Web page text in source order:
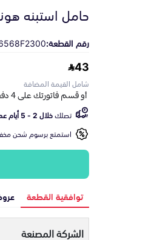
حامل استبنه
رقم القطعة:
43
شامل القيمة المضافة
تصلكخلال 2 - 5 أيام عمل
استمتع برسوم شحن
توافقية القطعة
الشركة المصنعة